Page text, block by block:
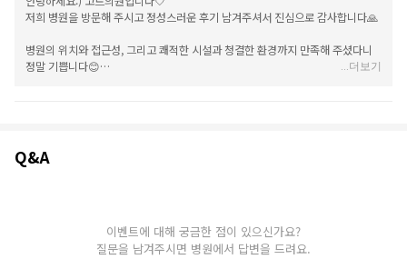
저희 병원을 방문해 주시고 정성스러운 후기 남겨주셔서 진심으로 감사합니다🙏
병원의 위치와 접근성, 그리고 쾌적한 시설과 청결한 환경까지 만족해 주셨다니
정말 기쁩니다😊
환경과 세심한 서비스로 보답하는 고트의원이 되겠습니다💛 감사합니다!
...더보기
Q&A
이벤트에 대해 궁금한 점이 있으신가요?
질문을 남겨주시면 병원에서 답변을 드려요.